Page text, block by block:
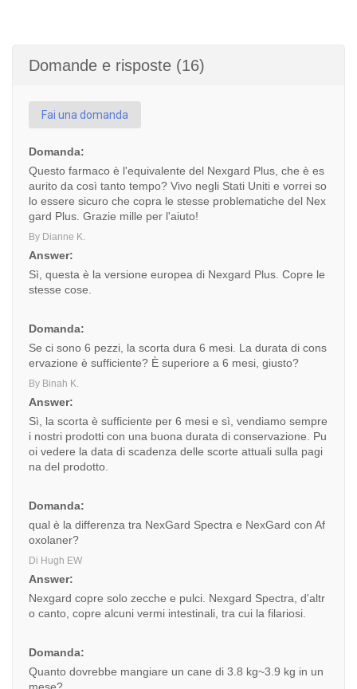
Domande e risposte (16)
Fai una domanda
Domanda:
Questo farmaco è l'equivalente del Nexgard Plus, che è es
aurito da così tanto tempo? Vivo negli Stati Uniti e vorrei so
lo essere sicuro che copra le stesse problematiche del Nex
gard Plus. Grazie mille per l'aiuto!
By Dianne K.
Answer:
Sì, questa è la versione europea di Nexgard Plus. Copre le
stesse cose.
Domanda:
Se ci sono 6 pezzi, la scorta dura 6 mesi. La durata di cons
ervazione è sufficiente? È superiore a 6 mesi, giusto?
By Binah K.
Answer:
Sì, la scorta è sufficiente per 6 mesi e sì, vendiamo sempre
i nostri prodotti con una buona durata di conservazione. Pu
oi vedere la data di scadenza delle scorte attuali sulla pagi
na del prodotto.
Domanda:
qual è la differenza tra NexGard Spectra e NexGard con Af
oxolaner?
Di Hugh EW
Answer:
Nexgard copre solo zecche e pulci. Nexgard Spectra, d'altr
o canto, copre alcuni vermi intestinali, tra cui la filariosi.
Domanda:
Quanto dovrebbe mangiare un cane di 3.8 kg~3.9 kg in un